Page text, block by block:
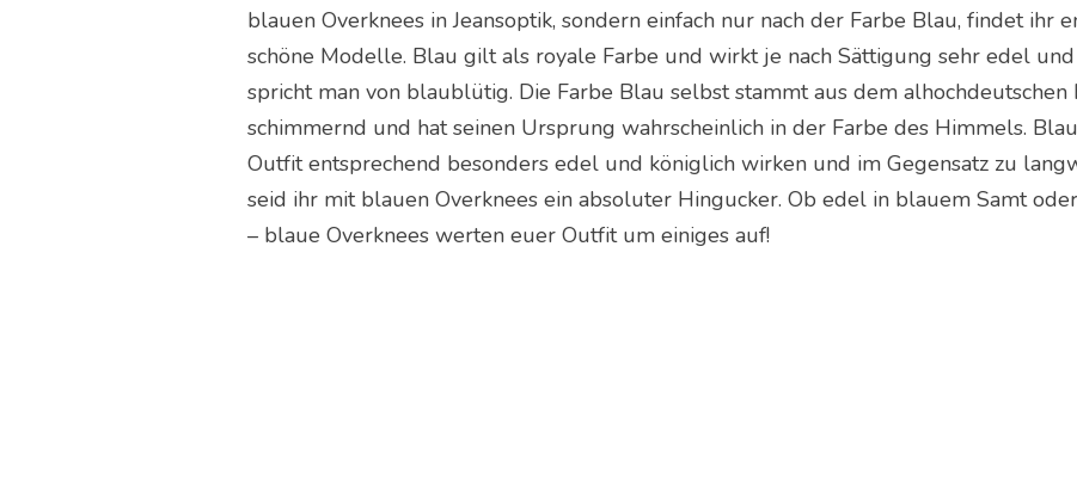
blauen Overknees in Jeansoptik, sondern einfach nur nach der Farbe Blau, findet ihr
schöne Modelle. Blau gilt als royale Farbe und wirkt je nach Sättigung sehr edel
spricht man von blaublütig. Die Farbe Blau selbst stammt aus dem
schimmernd und hat seinen Ursprung wahrscheinlich in der Farbe des Himmels.
Outfit entsprechend besonders edel und königlich wirken und im Gegensatz zu
seid ihr mit blauen Overknees ein absoluter Hingucker. Ob edel in blauem Samt
– blaue Overknees werten euer Outfit um einiges auf!